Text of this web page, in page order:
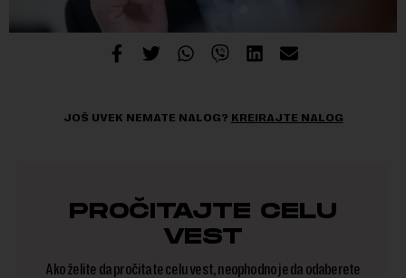
JOŠ UVEK NEMATE NALOG? KREIRAJTE NALOG
PROČITAJTE CELU
VEST
Ako želite da pročitate celu vest, neophodno je da odaberete